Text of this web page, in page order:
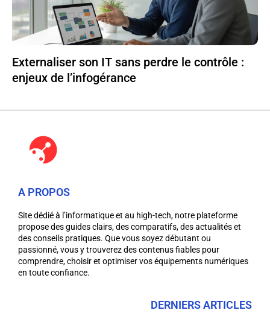
Externaliser son IT sans perdre le contrôle :
enjeux de l’infogérance
A PROPOS
Site dédié à l’informatique et au high-tech, notre plateforme
propose des guides clairs, des comparatifs, des actualités et
des conseils pratiques. Que vous soyez débutant ou
passionné, vous y trouverez des contenus fiables pour
comprendre, choisir et optimiser vos équipements numériques
en toute confiance.
DERNIERS ARTICLES